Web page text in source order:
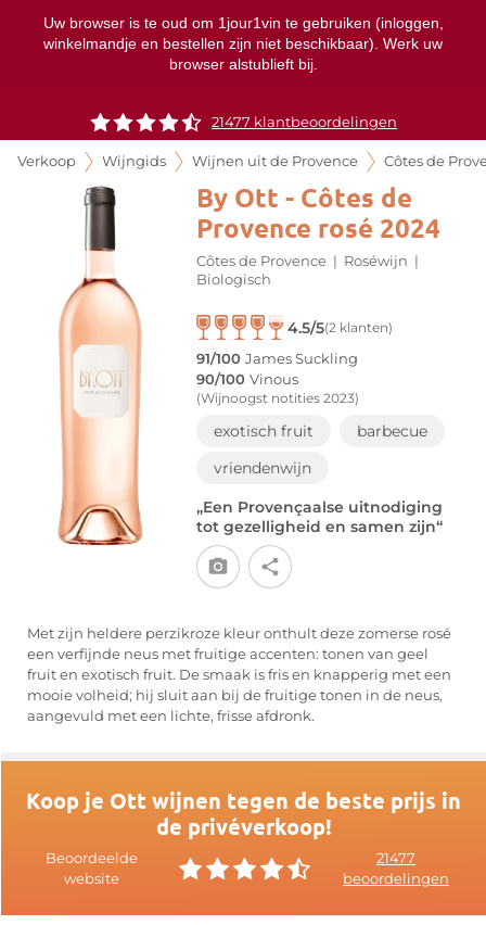
Uw browser is te oud om 1jour1vin te gebruiken (inloggen,
winkelmandje en bestellen zijn niet beschikbaar). Werk uw
browser alstublieft bij.
21477 klantbeoordelingen
Verkoop Wijngids Wijnen uit de Provence Côtes de
By Ott - Côtes de
Provence rosé 2024
Côtes de Provence | Roséwijn |
Biologisch
4.5/5(2 klanten)
91/100 James Suckling
90/100 Vinous
(Wijnoogst notities 2023)
exotisch fruit
barbecue
vriendenwijn
„Een Provençaalse uitnodiging
tot gezelligheid en samen zijn“
Met zijn heldere perzikroze kleur onthult deze zomerse rosé
een verfijnde neus met fruitige accenten: tonen van geel
fruit en exotisch fruit. De smaak is fris en knapperig met een
mooie volheid; hij sluit aan bij de fruitige tonen in de neus,
aangevuld met een lichte, frisse afdronk.
Koop je Ott wijnen tegen de beste prijs in
de privéverkoop!
Beoordeelde
website
21477
beoordelingen